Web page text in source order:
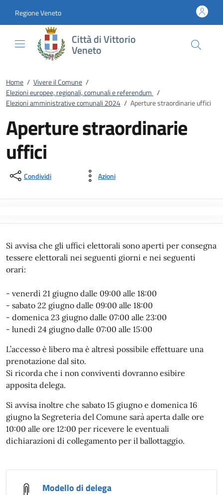
Regione Veneto
Città di Vittorio
Veneto
Home / Vivere il Comune /
Elezioni europee, regionali, comunali e referendum /
Elezioni amministrative comunali 2024 / Aperture straordinarie uffici
Aperture straordinarie
uffici
Condividi Azioni
Si avvisa che gli uffici elettorali sono aperti per consegna
tessere elettorali nei seguenti giorni e nei seguenti
orari:
- venerdì 21 giugno dalle 09:00 alle 18:00
- sabato 22 giugno dalle 09:00 alle 18:00
- domenica 23 giugno dalle 07:00 alle 23:00
- lunedì 24 giugno dalle 07:00 alle 15:00
L’accesso è libero ma è altresì possibile effettuare una
prenotazione dal sito.
Si ricorda che i non conviventi dovranno esibire
apposita delega.
Si avvisa inoltre che sabato 15 giugno e domenica 16
giugno la Segreteria del Comune sarà aperta dalle ore
10:00 alle ore 12:00 per ricevere le eventuali
dichiarazioni di collegamento per il ballottaggio.
Modello di delega